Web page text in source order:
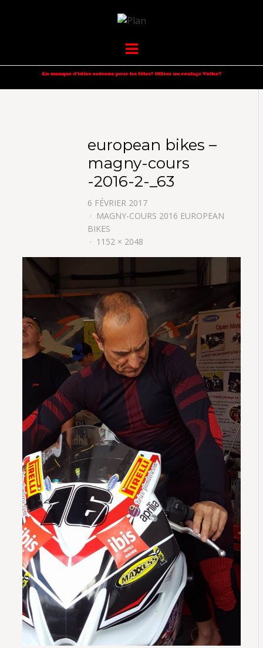
VOLKANIK-
ENDURANCE
Menu
european bikes –
magny-cours
-2016-2-_63
6 FÉVRIER 2017
MAGNY-COURS 2016 EUROPEAN
BIKES
1152 × 2048